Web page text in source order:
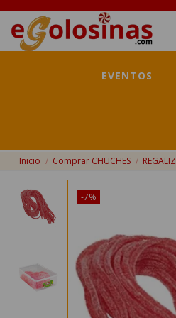
EVENTOS
Inicio Comprar CHUCHES REGALIZ
-7%